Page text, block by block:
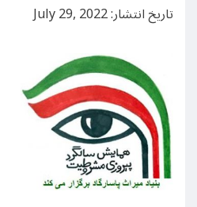
تاریخ انتشار: July 29, 2022